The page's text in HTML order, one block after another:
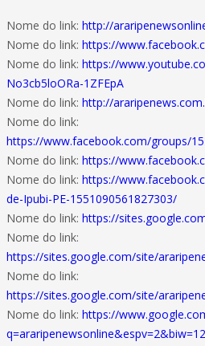
Nome do link: http://
Nome do link: https://
Nome do link: https://
No3cb5loORa-1ZFEpA
Nome do link: http://
Nome do link:
https://www.facebook.com/groups/
Nome do link: https://
Nome do link: https://
de-Ipubi-PE-1551090561827303/
Nome do link: https://
Nome do link:
https://sites.google.com/site/
Nome do link:
https://sites.google.com/site/
Nome do link: https://